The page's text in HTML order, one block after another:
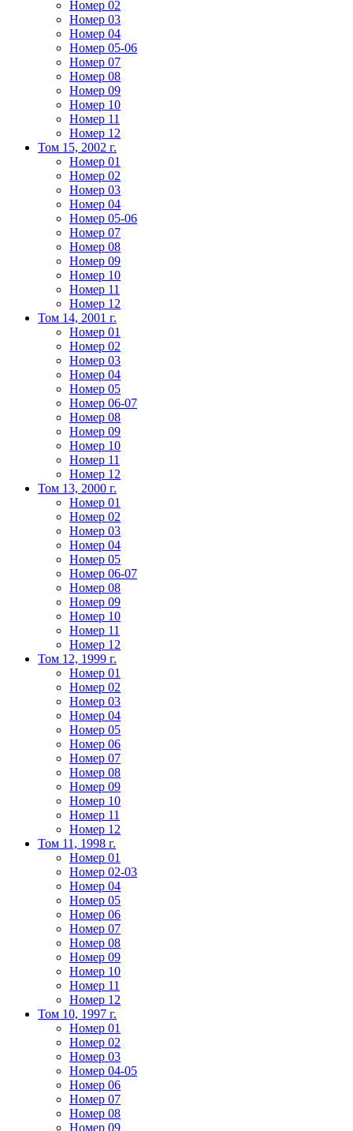
Номер 02
Номер 03
Номер 04
Номер 05-06
Номер 07
Номер 08
Номер 09
Номер 10
Номер 11
Номер 12
Том 15, 2002 г.
Номер 01
Номер 02
Номер 03
Номер 04
Номер 05-06
Номер 07
Номер 08
Номер 09
Номер 10
Номер 11
Номер 12
Том 14, 2001 г.
Номер 01
Номер 02
Номер 03
Номер 04
Номер 05
Номер 06-07
Номер 08
Номер 09
Номер 10
Номер 11
Номер 12
Том 13, 2000 г.
Номер 01
Номер 02
Номер 03
Номер 04
Номер 05
Номер 06-07
Номер 08
Номер 09
Номер 10
Номер 11
Номер 12
Том 12, 1999 г.
Номер 01
Номер 02
Номер 03
Номер 04
Номер 05
Номер 06
Номер 07
Номер 08
Номер 09
Номер 10
Номер 11
Номер 12
Том 11, 1998 г.
Номер 01
Номер 02-03
Номер 04
Номер 05
Номер 06
Номер 07
Номер 08
Номер 09
Номер 10
Номер 11
Номер 12
Том 10, 1997 г.
Номер 01
Номер 02
Номер 03
Номер 04-05
Номер 06
Номер 07
Номер 08
Номер 09